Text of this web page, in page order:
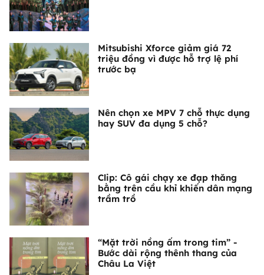
Mitsubishi Xforce giảm giá 72
triệu đồng vì được hỗ trợ lệ phí
trước bạ
Nên chọn xe MPV 7 chỗ thực dụng
hay SUV đa dụng 5 chỗ?
Clip: Cô gái chạy xe đạp thăng
bằng trên cầu khỉ khiến dân mạng
trầm trồ
“Mặt trời nồng ấm trong tim” -
Bước dài rộng thênh thang của
Châu La Việt